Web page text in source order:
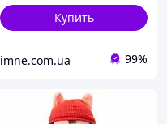
Купить
imne.com.ua 99%